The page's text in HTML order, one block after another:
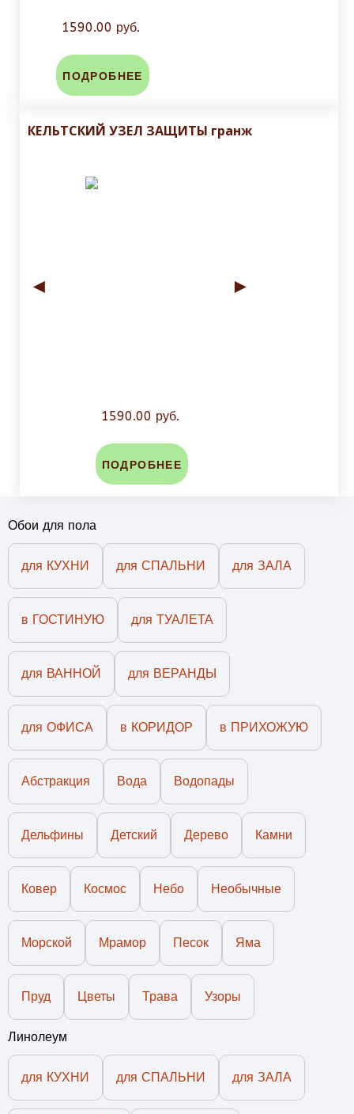
1590.00 руб.
ПОДРОБНЕЕ
КЕЛЬТСКИЙ УЗЕЛ ЗАЩИТЫ гранж
◄ ►
1590.00 руб.
ПОДРОБНЕЕ
Обои для пола
для КУХНИ для СПАЛЬНИ для ЗАЛА
в ГОСТИНУЮ для ТУАЛЕТА
для ВАННОЙ для ВЕРАНДЫ
для ОФИСА в КОРИДОР в ПРИХОЖУЮ
Абстракция Вода Водопады
Дельфины Детский Дерево Камни
Ковер Космос Небо Необычные
Морской Мрамор Песок Яма
Пруд Цветы Трава Узоры
Линолеум
для КУХНИ для СПАЛЬНИ для ЗАЛА